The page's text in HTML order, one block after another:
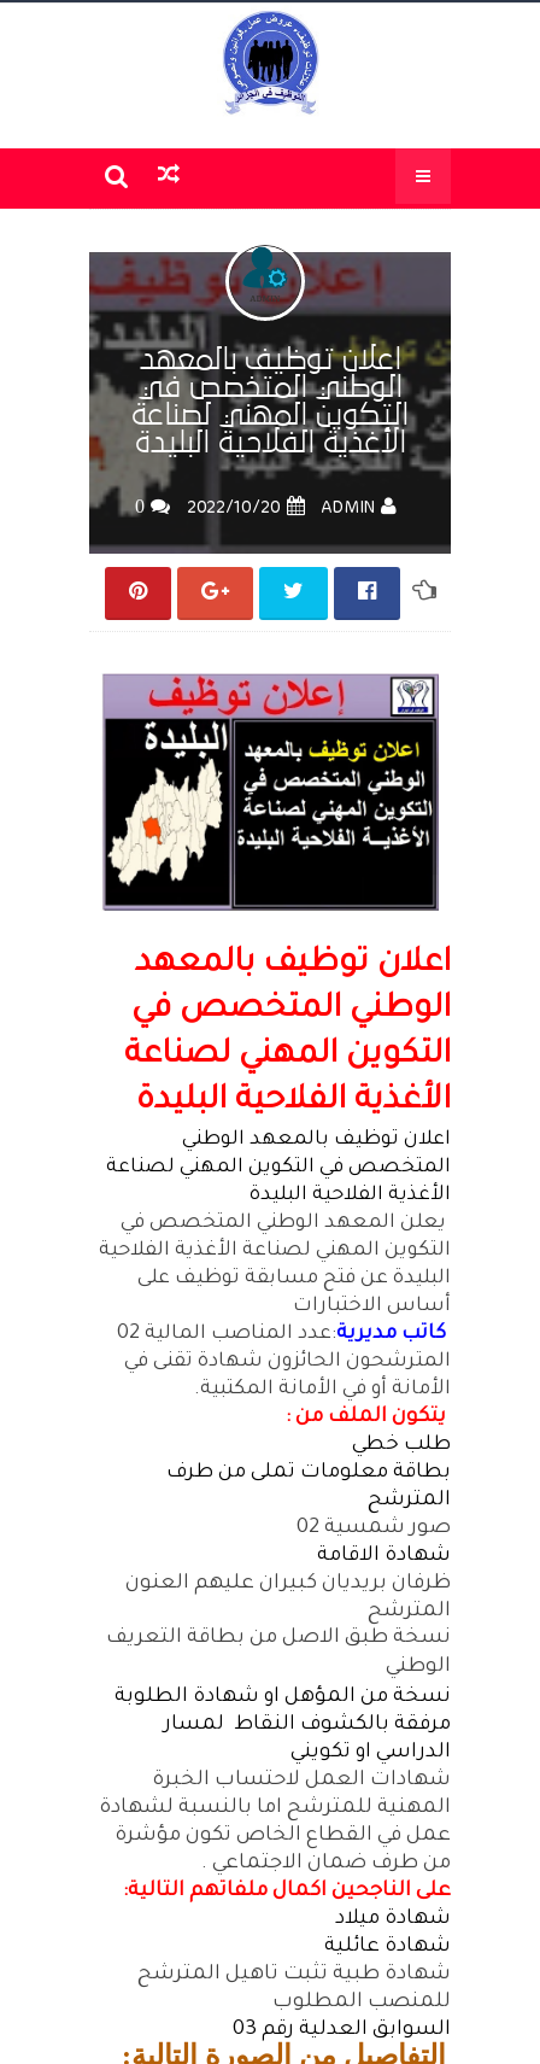
اعلان توظيف بالمعهد
الوطني المتخصص في
التكوين المهني لصناعة
الأغذية الفلاحية البليدة
ADMIN
20‏/10‏/2022
0
اعلان توظيف بالمعهد
الوطني المتخصص في
التكوين المهني لصناعة
الأغذية الفلاحية البليدة
اعلان توظيف بالمعهد الوطني
المتخصص في التكوين المهني لصناعة
الأغذية الفلاحية البليدة
يعلن المعهد الوطني المتخصص في
التكوين المهني لصناعة الأغذية الفلاحية
البليدة عن فتح مسابقة توظيف على
أساس الاختبارات
كاتب مديرية
:عدد المناصب المالية 02
المترشحون الحائزون شهادة تقنى في
الأمانة أو في الأمانة المكتبية.
يتكون الملف من :
طلب خطي
بطاقة معلومات تملى من طرف
المترشح
صور شمسية 02
شهادة الاقامة
ظرفان بريديان كبيران عليهم العنون
المترشح
نسخة طبق الاصل من بطاقة التعريف
الوطني
نسخة من المؤهل او شهادة الطلوبة
مرفقة بالكشوف النقاط لمسار
الدراسي او تكويني
شهادات العمل لاحتساب الخبرة
المهنية للمترشح اما بالنسبة لشهادة
عمل في القطاع الخاص تكون مؤشرة
من طرف ضمان الاجتماعي .
على الناجحين اكمال ملفاتهم التالية:
شهادة ميلاد
شهادة عائلية
شهادة طبية تثبت تاهيل المترشح
للمنصب المطلوب
السوابق العدلية رقم 03
التفاصيل من الصورة التالية: